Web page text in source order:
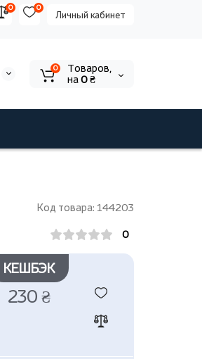
Личный кабинет
0
0
0
Tоваров,
на0 ₴
Код товара: 144203
0
КЕШБЭК
230 ₴